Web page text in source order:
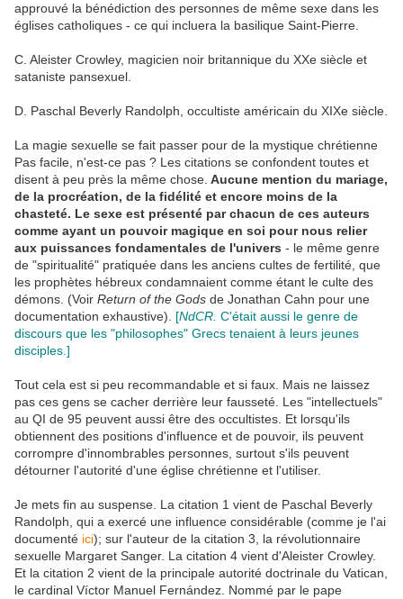
approuvé la bénédiction des personnes de même sexe dans les
églises catholiques - ce qui incluera la basilique Saint-Pierre.
C. Aleister Crowley, magicien noir britannique du XXe siècle et
sataniste pansexuel.
D. Paschal Beverly Randolph, occultiste américain du XIXe siècle.
La magie sexuelle se fait passer pour de la mystique chrétienne
Pas facile, n'est-ce pas ? Les citations se confondent toutes et
disent à peu près la même chose. Aucune mention du mariage,
de la procréation, de la fidélité et encore moins de la
chasteté. Le sexe est présenté par chacun de ces auteurs
comme ayant un pouvoir magique en soi pour nous relier
aux puissances fondamentales de l'univers - le même genre
de "spiritualité" pratiquée dans les anciens cultes de fertilité, que
les prophètes hébreux condamnaient comme étant le culte des
démons. (Voir Return of the Gods de Jonathan Cahn pour une
documentation exhaustive). [NdCR. C'était aussi le genre de
discours que les "philosophes" Grecs tenaient à leurs jeunes
disciples.]
Tout cela est si peu recommandable et si faux. Mais ne laissez
pas ces gens se cacher derrière leur fausseté. Les "intellectuels"
au QI de 95 peuvent aussi être des occultistes. Et lorsqu'ils
obtiennent des positions d'influence et de pouvoir, ils peuvent
corrompre d'innombrables personnes, surtout s'ils peuvent
détourner l'autorité d'une église chrétienne et l'utiliser.
Je mets fin au suspense. La citation 1 vient de Paschal Beverly
Randolph, qui a exercé une influence considérable (comme je l'ai
documenté ici); sur l'auteur de la citation 3, la révolutionnaire
sexuelle Margaret Sanger. La citation 4 vient d'Aleister Crowley.
Et la citation 2 vient de la principale autorité doctrinale du Vatican,
le cardinal Víctor Manuel Fernández. Nommé par le pape